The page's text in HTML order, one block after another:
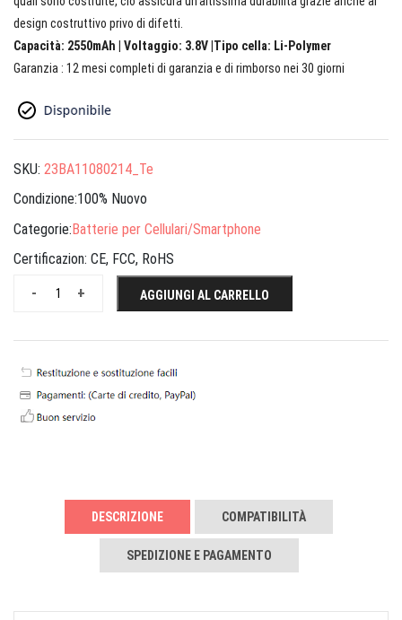
design costruttivo privo di difetti.
Capacità: 2550mAh | Voltaggio: 3.8V |Tipo cella: Li-Polymer
Garanzia : 12 mesi completi di garanzia e di rimborso nei 30 giorni
SKU: 23BA11080214_Te
Condizione:100% Nuovo
Categorie:Batterie per Cellulari/Smartphone
Certificazion: CE, FCC, RoHS
+
- AGGIUNGI AL CARRELLO
DESCRIZIONE COMPATIBILITÀ
SPEDIZIONE E PAGAMENTO